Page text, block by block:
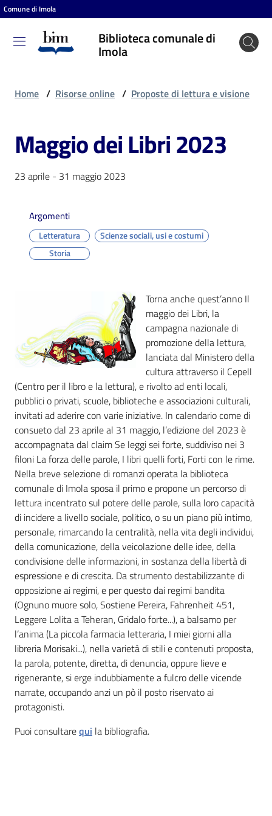
Vai al contenuto
Vai alla navigazione
Vai al footer
Comune di Imola
Biblioteca comunale di
Imola
Biblioteca
comunale
Entra
Cosa
fare
Scopri
Risorse
online
Casa
Piani
Archivio
storico
Decentrate
Patto
per
la
lettura
Seguici
su
Home / Risorse online / Proposte di lettura e visione
Maggio dei Libri 2023
23 aprile - 31 maggio 2023
Argomenti
Letteratura
Scienze sociali, usi e costumi
Storia
Torna anche quest’anno Il
maggio dei Libri, la
campagna nazionale di
promozione della lettura,
lanciata dal Ministero della
cultura attraverso il Cepell
(Centro per il libro e la lettura), e rivolto ad enti locali,
pubblici o privati, scuole, biblioteche e associazioni culturali,
invitati ad aderire con varie iniziative. In calendario come di
consueto dal 23 aprile al 31 maggio, l’edizione del 2023 è
accompagnata dal claim Se leggi sei forte, suddiviso nei 3
filoni La forza delle parole, I libri quelli forti, Forti con le rime.
Nella breve selezione di romanzi operata la biblioteca
comunale di Imola sposa il primo e propone un percorso di
lettura incentrato sul potere delle parole, sulla loro capacità
di incidere a livello sociale, politico, o su un piano più intimo,
personale, rimarcando la centralità, nella vita degli individui,
della comunicazione, della veicolazione delle idee, della
condivisione delle informazioni, in sostanza della libertà di
espressione e di crescita. Da strumento destabilizzante di
opposizione ai regimi, e per questo dai regimi bandita
(Ognuno muore solo, Sostiene Pereira, Fahrenheit 451,
Leggere Lolita a Teheran, Gridalo forte...), a balsamo per
l’anima (La piccola farmacia letteraria, I miei giorni alla
libreria Morisaki...), nella varietà di stili e contenuti proposta,
la parola, potente, diretta, di denuncia, oppure lieve e
rigenerante, si erge indubbiamente a fulcro delle vicende
narrate, occupando anzi un pò il posto riservato ai
protagonisti.
Puoi consultarequi la bibliografia.